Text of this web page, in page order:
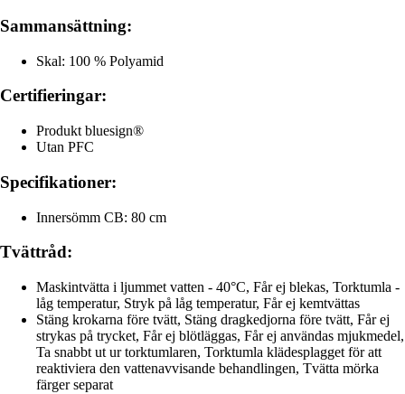
Sammansättning:
Skal: 100 % Polyamid
Certifieringar:
Produkt bluesign®
Utan PFC
Specifikationer:
Innersömm CB: 80 cm
Tvättråd:
Maskintvätta i ljummet vatten - 40°C, Får ej blekas, Torktumla -
låg temperatur, Stryk på låg temperatur, Får ej kemtvättas
Stäng krokarna före tvätt, Stäng dragkedjorna före tvätt, Får ej
strykas på trycket, Får ej blötläggas, Får ej användas mjukmedel,
Ta snabbt ut ur torktumlaren, Torktumla klädesplagget för att
reaktiviera den vattenavvisande behandlingen, Tvätta mörka
färger separat